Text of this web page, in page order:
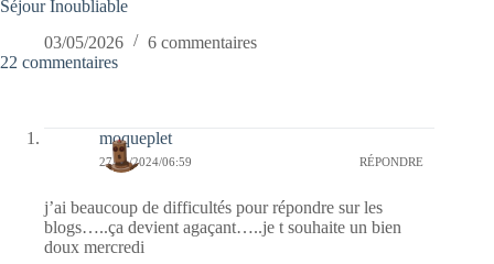
Séjour Inoubliable
03/05/2026
6 commentaires
22 commentaires
moqueplet
27/11/2024/06:59 RÉPONDRE
j’ai beaucoup de difficultés pour répondre sur les
blogs…..ça devient agaçant…..je t souhaite un bien
doux mercredi